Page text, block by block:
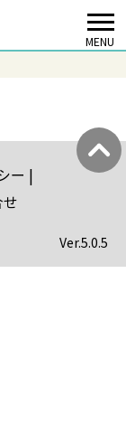
MENU
ー
Ver.5.0.5